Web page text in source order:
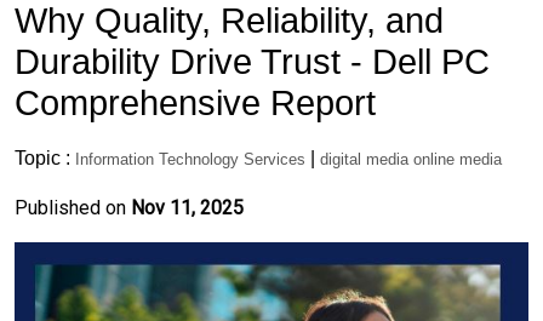
Why Quality, Reliability, and
Durability Drive Trust - Dell PC
Comprehensive Report
Topic : Information Technology Services digital media online media
Published on Nov 11, 2025